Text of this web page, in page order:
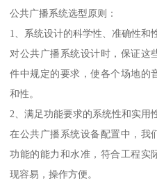
公共广播系统选型原则：
1、系统设计的科学性、准确性和
对公共广播系统设计时，保证这
件中规定的要求，使各个场地的
和性。
2、满足功能要求的系统性和实用
在公共广播系统设备配置中，我
功能的能力和水准，符合工程实
现容易，操作方便。